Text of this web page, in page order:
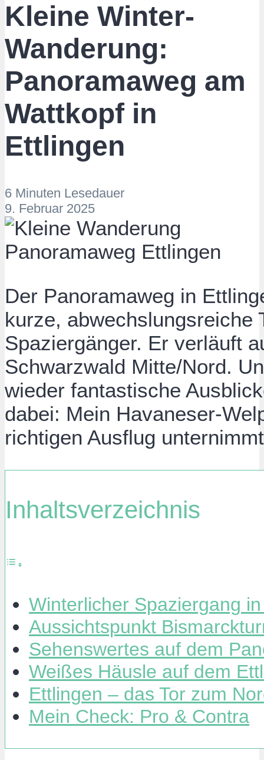
Kleine Winter-
Wanderung:
Panoramaweg am
Wattkopf in
Ettlingen
6 Minuten Lesedauer
9. Februar 2025
Der Panoramaweg in
kurze, abwechslungsreiche
Spaziergänger. Er verläuft
Schwarzwald Mitte/Nord.
wieder fantastische
dabei: Mein Havaneser-
richtigen Ausflug
Inhaltsverzeichnis
Winterlicher Spaziergang
Aussichtspunkt
Sehenswertes auf dem
Weißes Häusle auf dem
Ettlingen – das Tor zum
Mein Check: Pro & Contra